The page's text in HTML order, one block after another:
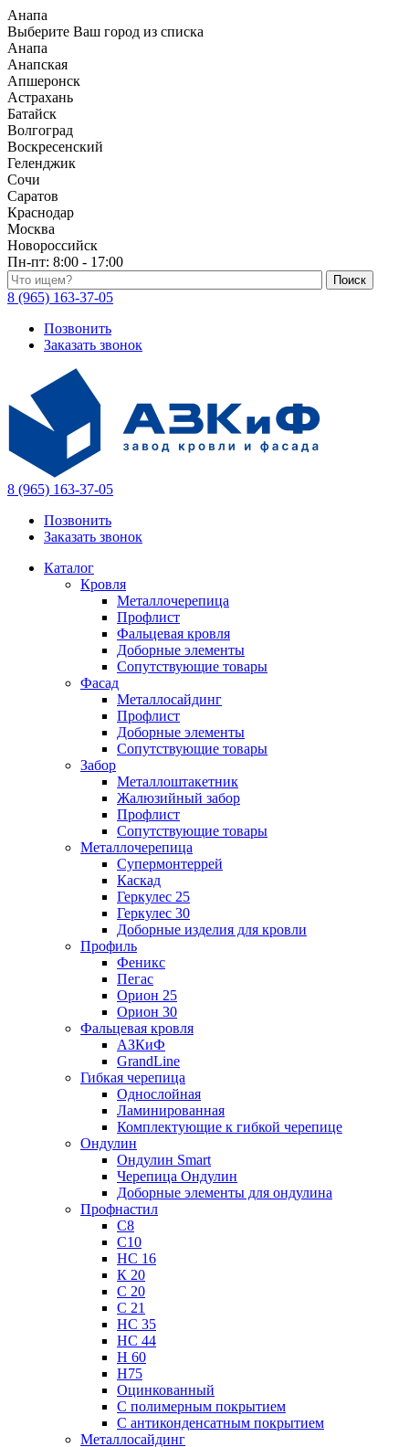
Анапа
Выберите Ваш город из списка
Анапа
Анапская
Апшеронск
Астрахань
Батайск
Волгоград
Воскресенский
Геленджик
Сочи
Саратов
Краснодар
Москва
Новороссийск
Пн-пт: 8:00 - 17:00
Поиск по каталогу
8 (965) 163-37-05
Позвонить
Заказать звонок
8 (965) 163-37-05
Позвонить
Заказать звонок
Каталог
Кровля
Металлочерепица
Профлист
Фальцевая кровля
Доборные элементы
Сопутствующие товары
Фасад
Металлосайдинг
Профлист
Доборные элементы
Сопутствующие товары
Забор
Металлоштакетник
Жалюзийный забор
Профлист
Сопутствующие товары
Металлочерепица
Супермонтеррей
Каскад
Геркулес 25
Геркулес 30
Доборные изделия для кровли
Профиль
Феникс
Пегас
Орион 25
Орион 30
Фальцевая кровля
АЗКиФ
GrandLine
Гибкая черепица
Однослойная
Ламинированная
Комплектующие к гибкой черепице
Ондулин
Ондулин Smart
Черепица Ондулин
Доборные элементы для ондулина
Профнастил
С8
С10
НС 16
К 20
С 20
С 21
НС 35
НС 44
Н 60
Н75
Оцинкованный
С полимерным покрытием
С антиконденсатным покрытием
Металлосайдинг